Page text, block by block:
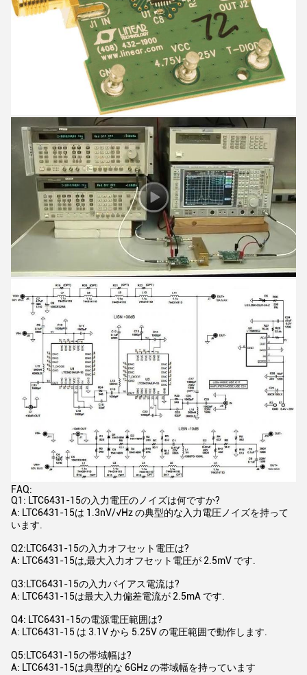
FAQ:
Q1: LTC6431-15の入力電圧のノイズは何ですか?
A: LTC6431-15は 1.3nV/√Hz の典型的な入力電圧ノイズを持って
います.
Q2:LTC6431-15の入力オフセット電圧は?
A: LTC6431-15は,最大入力オフセット電圧が 2.5mV です.
Q3:LTC6431-15の入力バイアス電流は?
A: LTC6431-15は最大入力偏差電流が 2.5mA です.
Q4: LTC6431-15の電源電圧範囲は?
A: LTC6431-15 は 3.1V から 5.25V の電圧範囲で動作します.
Q5:LTC6431-15の帯域幅は?
A: LTC6431-15は典型的な 6GHz の帯域幅を持っています